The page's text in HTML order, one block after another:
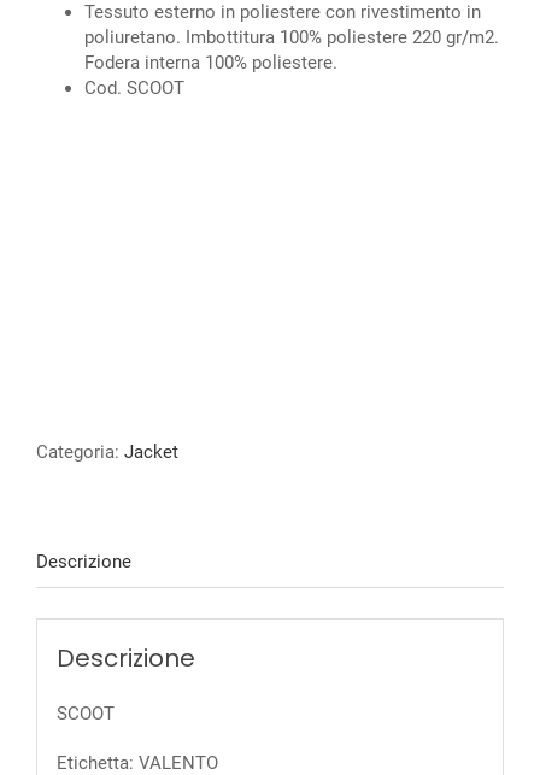
Tessuto esterno in poliestere con rivestimento in
poliuretano. Imbottitura 100% poliestere 220 gr/m2.
Fodera interna 100% poliestere.
Cod. SCOOT
Categoria: Jacket
Descrizione
Descrizione
SCOOT
Etichetta: VALENTO